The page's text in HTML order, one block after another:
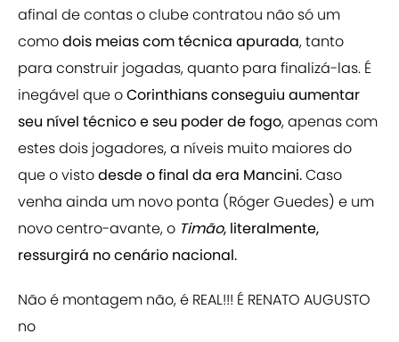
afinal de contas o clube contratou não só um
comodois meias com técnica apurada, tanto
para construir jogadas, quanto para finalizá-las. É
inegável que oCorinthians conseguiu aumentar
seu nível técnico e seu poder de fogo, apenas com
estes dois jogadores, a níveis muito maiores do
que o vistodesde o final da era Mancini.Caso
venha ainda um novo ponta (Róger Guedes) e um
novo centro-avante, o Timão, literalmente,
ressurgirá no cenário nacional.
Não é montagem não, é REAL!!! É RENATO AUGUSTO
no